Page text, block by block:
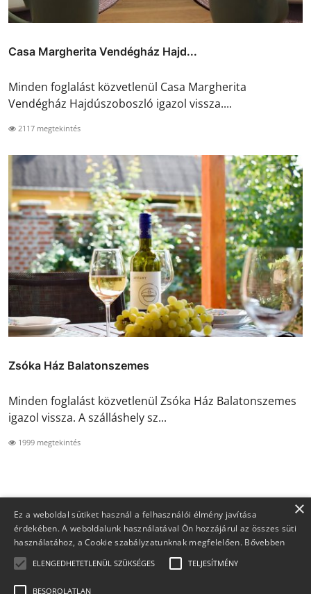
Casa Margherita Vendégház Hajd...
Minden foglalást közvetlenül Casa Margherita
Vendégház Hajdúszoboszló igazol vissza....
2117 megtekintés
Zsóka Ház Balatonszemes
Minden foglalást közvetlenül Zsóka Ház Balatonszemes
igazol vissza. A szálláshely sz...
1999 megtekintés
×
Ez a weboldal sütiket használ a felhasználói élmény javítása
érdekében. A weboldalunk használatával Ön hozzájárul az összes süti
használatához, a Cookie szabályzatunknak megfelelően. Bővebben
ELENGEDHETETLENÜL SZÜKSÉGES TELJESÍTMÉNY
BESOROLATLAN